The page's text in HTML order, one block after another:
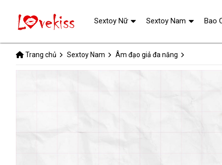
Trang chủ Sextoy Nam Âm đạo giả đa năng
Sextoy Nữ Sextoy Nam Bao